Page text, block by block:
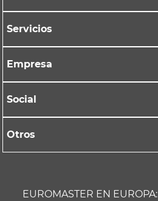
Servicios
Empresa
Social
Otros
EUROMASTER EN EUROPA: